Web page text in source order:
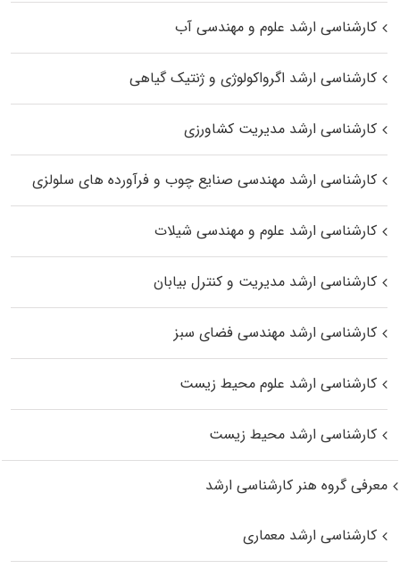
کارشناسی ارشد علوم و مهندسی آب
کارشناسی ارشد اگرواکولوژی و ژنتیک گیاهی
کارشناسی ارشد مدیریت کشاورزی
کارشناسی ارشد مهندسی صنایع چوب و فرآورده‌ های سلولزی
کارشناسی ارشد علوم و مهندسی شیلات
کارشناسی ارشد مدیریت و کنترل بیابان
کارشناسی ارشد مهندسی فضای سبز
کارشناسی ارشد علوم محیط‌ زیست
کارشناسی ارشد محیط زیست
معرفی گروه هنر کارشناسی ارشد
کارشناسی ارشد معماری